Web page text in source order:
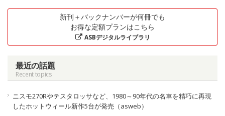
新刊＋バックナンバーが何冊でも
お得な定額プランはこちら
ASBデジタルライブラリ
最近の話題
Recent topics
ニスモ270Rやテスタロッサなど、1980～90年代の名車を精巧に再現
したホットウィール新作5台が発売（asweb）